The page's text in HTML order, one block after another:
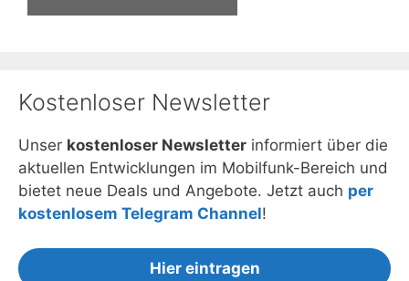
Kostenloser Newsletter
Unser kostenloser Newsletter informiert über die
aktuellen Entwicklungen im Mobilfunk-Bereich und
bietet neue Deals und Angebote. Jetzt auch per
kostenlosem Telegram Channel!
Hier eintragen